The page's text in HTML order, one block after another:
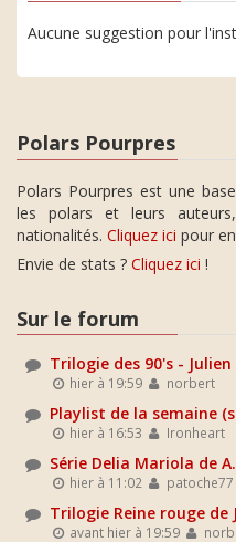
Aucune suggestion pour
Polars Pourpres
Polars Pourpres est une
les polars et leurs
nationalités. Cliquez ici pour
Envie de stats ? Cliquez ici !
Sur le forum
Trilogie des 90's - Julien
hier à 19:59 norbert
Playlist de la semaine
hier à 16:53 Ironheart
Série Delia Mariola de
hier à 11:02 patoche77
Trilogie Reine rouge de
avant hier à 19:59